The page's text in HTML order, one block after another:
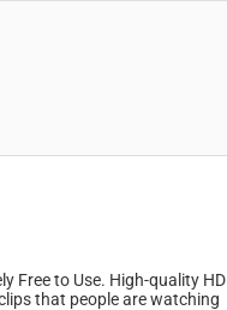
Free to Use. High-quality HD
that people are watching